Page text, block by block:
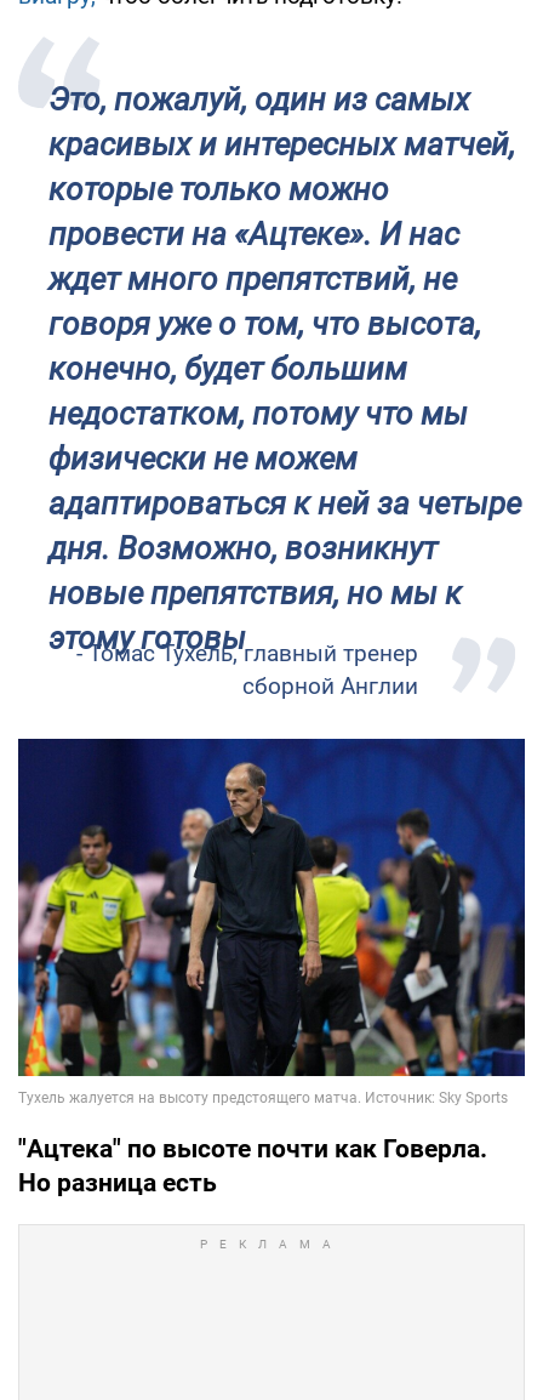
Это, пожалуй, один из самых
красивых и интересных матчей,
которые только можно
провести на «Ацтеке». И нас
ждет много препятствий, не
говоря уже о том, что высота,
конечно, будет большим
недостатком, потому что мы
физически не можем
адаптироваться к ней за четыре
дня. Возможно, возникнут
новые препятствия, но мы к
этому готовы
- Томас Тухель, главный тренер
сборной Англии
"Ацтека" по высоте почти как Говерла.
Но разница есть